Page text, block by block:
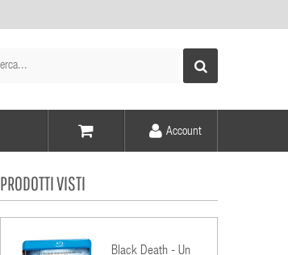
Elementi -
Account
PRODOTTI VISTI
Black Death - Un